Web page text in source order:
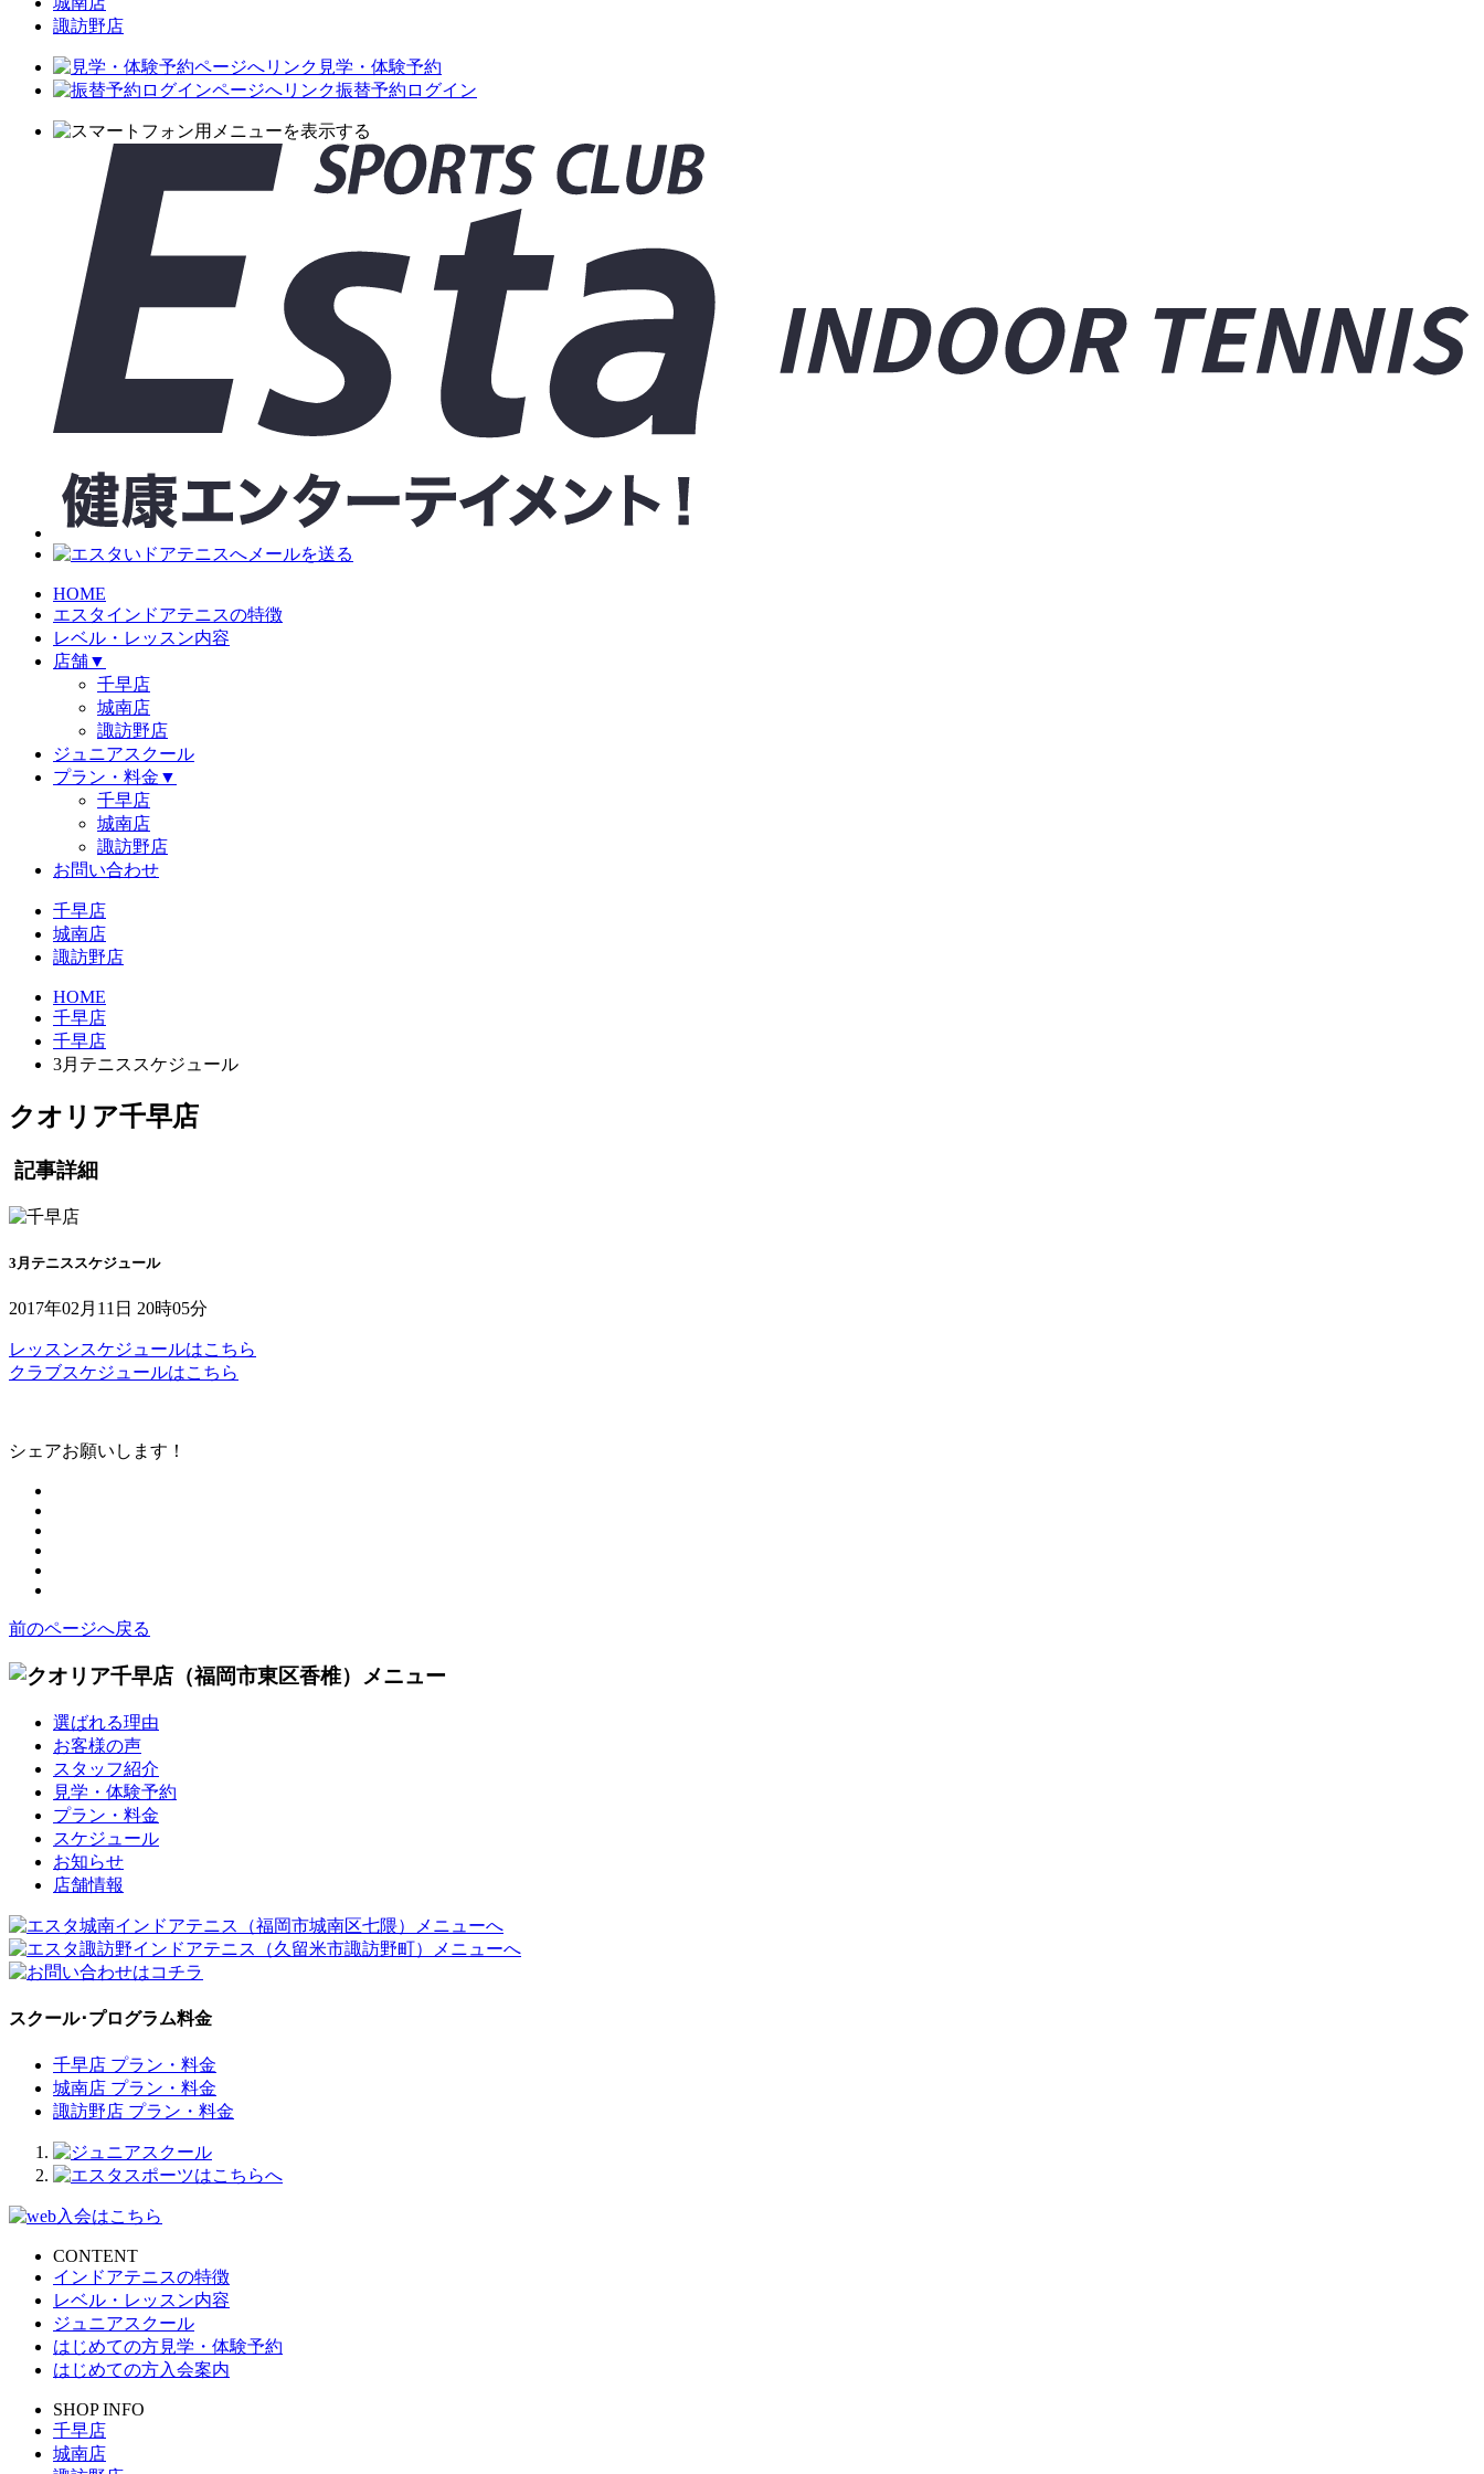
諏訪野店
見学・体験予約
振替予約ログイン
HOME
エスタインドアテニスの特徴
レベル・レッスン内容
店舗▼
千早店
城南店
諏訪野店
ジュニアスクール
プラン・料金 ▼
千早店
城南店
諏訪野店
お問い合わせ
千早店
城南店
諏訪野店
HOME
千早店
千早店
3月テニススケジュール
クオリア千早店
記事詳細
3月テニススケジュール
2017年02月11日 20時05分
レッスンスケジュールはこちら
クラブスケジュールはこちら
シェアお願いします！
前のページへ戻る
選ばれる理由
お客様の声
スタッフ紹介
見学・体験予約
プラン・料金
スケジュール
お知らせ
店舗情報
スクール･プログラム料金
千早店 プラン・料金
城南店 プラン・料金
諏訪野店 プラン・料金
CONTENT
インドアテニスの特徴
レベル・レッスン内容
ジュニアスクール
はじめての方見学・体験予約
はじめての方入会案内
SHOP INFO
千早店
城南店